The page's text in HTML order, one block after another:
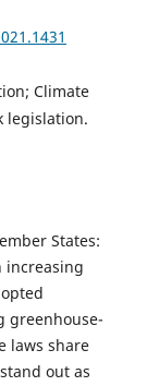
Climate
legislation.
States:
increasing
greenhouse-
laws share
out as